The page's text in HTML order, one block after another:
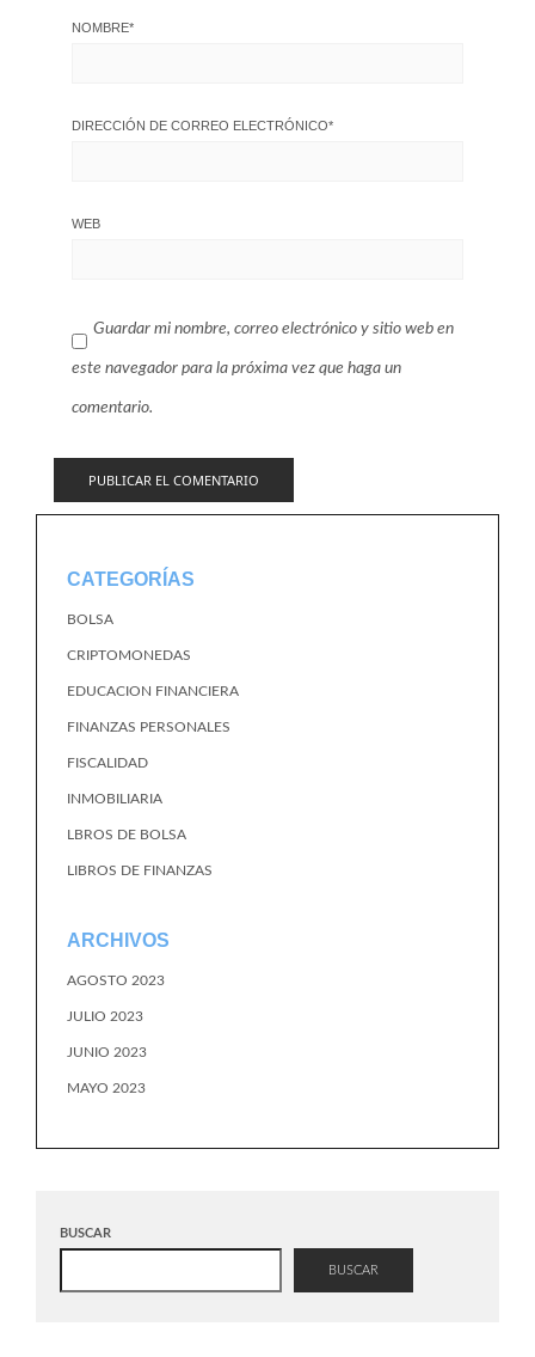
NOMBRE*
DIRECCIÓN DE CORREO ELECTRÓNICO*
WEB
Guardar mi nombre, correo electrónico y sitio web en
este navegador para la próxima vez que haga un
comentario.
CATEGORÍAS
BOLSA
CRIPTOMONEDAS
EDUCACION FINANCIERA
FINANZAS PERSONALES
FISCALIDAD
INMOBILIARIA
LBROS DE BOLSA
LIBROS DE FINANZAS
ARCHIVOS
AGOSTO 2023
JULIO 2023
JUNIO 2023
MAYO 2023
BUSCAR
BUSCAR